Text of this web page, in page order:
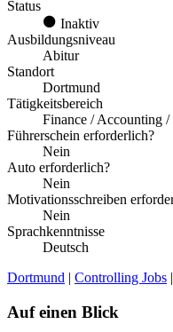
Status
Inaktiv
Ausbildungsniveau
Abitur
Standort
Dortmund
Tätigkeitsbereich
Finance / Accounting
Führerschein erforderlich?
Nein
Auto erforderlich?
Nein
Motivationsschreiben
Nein
Sprachkenntnisse
Deutsch
Dortmund | Controlling Jobs
Auf einen Blick